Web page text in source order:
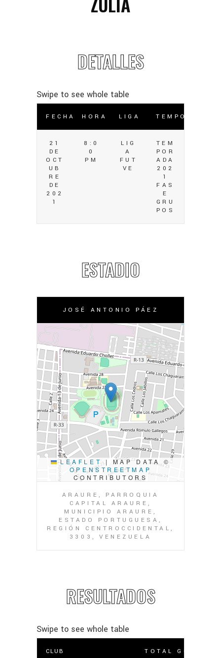
DETALLES
FECHA HORA LIGA TEMPORADA
21
DE
OCT
UB
RE
DE
202
1
8:0
0
PM
LIG
A
FUT
VE
TEM
POR
ADA
202
1
FAS
E
GRU
POS
ESTADIO
JOSÉ ANTONIO PÁEZ
LEAFLET |
MAP DATA ©
OPENSTREETMAP
CONTRIBUTORS
ARAURE, PARROQUIA
CAPITAL ARAURE,
MUNICIPIO ARAURE,
ESTADO PORTUGUESA,
REGIÓN CENTROCCIDENTAL,
3303, VENEZUELA
RESULTADOS
CLUB TOTAL GOLES